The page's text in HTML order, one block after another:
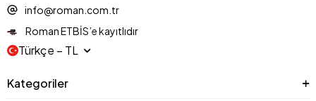
info@roman.com.tr
Roman ETBİS’e kayıtlıdır
Türkçe − TL
Kategoriler